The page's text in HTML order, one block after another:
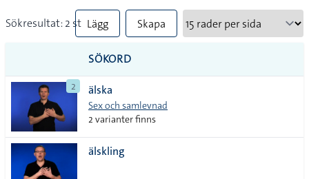
Sökresultat: 2 st Lägg
till
alla i
lista
Skapa
SÖKORD
2 älska
Sex och samlevnad
2 varianter finns
älskling